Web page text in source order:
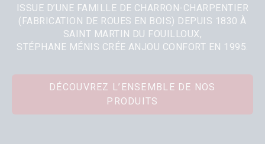
ISSUE D’UNE FAMILLE DE CHARRON-CHARPENTIER
(FABRICATION DE ROUES EN BOIS) DEPUIS 1830 À
SAINT MARTIN DU FOUILLOUX,
STÉPHANE MÉNIS CRÉE ANJOU CONFORT EN 1995.
DÉCOUVREZ L’ENSEMBLE DE NOS
PRODUITS